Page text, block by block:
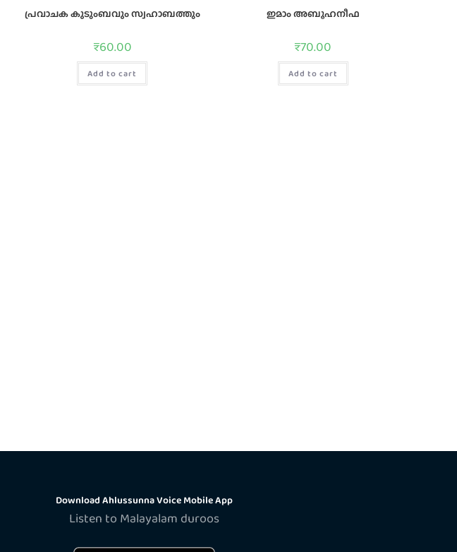
പ്രവാചക കുടുംബവും സ്വഹാബത്തും
₹60.00
Add to cart
ഇമാം അബൂഹനീഫ
₹70.00
Add to cart
Download Ahlussunna Voice Mobile App
Listen to Malayalam duroos